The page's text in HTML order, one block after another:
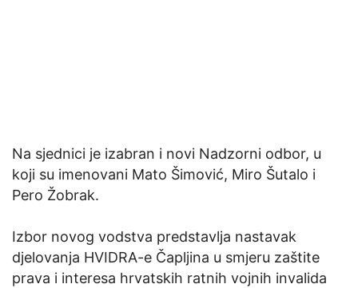
Na sjednici je izabran i novi Nadzorni odbor, u
koji su imenovani Mato Šimović, Miro Šutalo i
Pero Žobrak.
Izbor novog vodstva predstavlja nastavak
djelovanja HVIDRA-e Čapljina u smjeru zaštite
prava i interesa hrvatskih ratnih vojnih invalida